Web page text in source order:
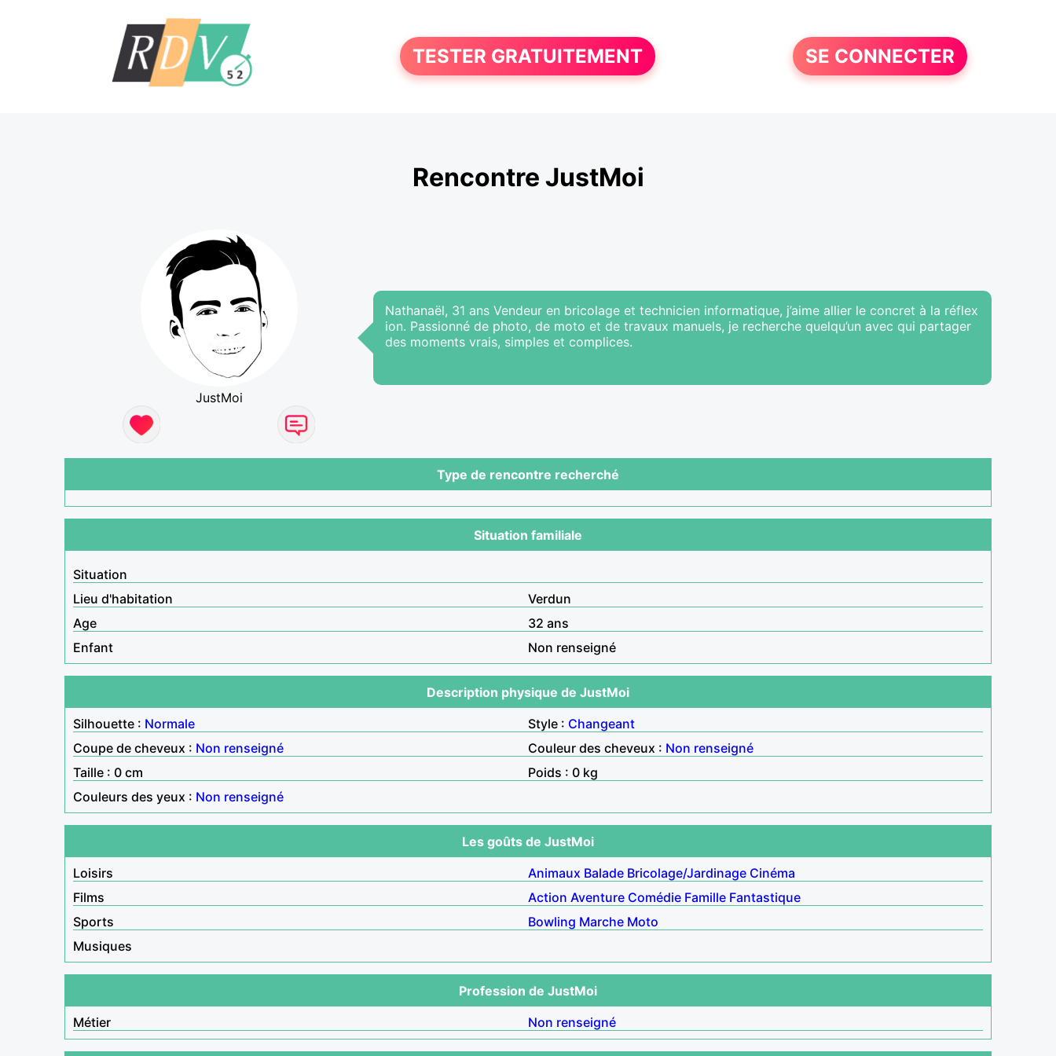
TESTER GRATUITEMENT SE CONNECTER
Rencontre JustMoi
JustMoi
Nathanaël, 31 ans Vendeur en bricolage et technicien informatique, j’aime allier le concret à la réflex
ion. Passionné de photo, de moto et de travaux manuels, je recherche quelqu’un avec qui partager
des moments vrais, simples et complices.
Type de rencontre recherché
Situation familiale
Situation
Lieu d'habitation
Verdun
Age
32 ans
Enfant
Non renseigné
Description physique de JustMoi
Silhouette : Normale Style : Changeant
Coupe de cheveux : Non renseigné Couleur des cheveux : Non renseigné
Taille : 0 cm
Poids : 0 kg
Couleurs des yeux : Non renseigné
Les goûts de JustMoi
Loisirs
Animaux Balade Bricolage/Jardinage Cinéma
Films
Action Aventure Comédie Famille Fantastique
Sports
Bowling Marche Moto
Musiques
Profession de JustMoi
Métier
Non renseigné